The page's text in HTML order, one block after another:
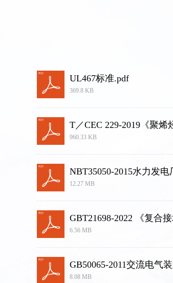
UL467标准.pdf
369.8 KB
T／CEC 229-2019《聚
960.33 KB
NBT35050-2015水力发
12.27 MB
GBT21698-2022 《复合
6.56 MB
GB50065-2011交流电气
8.08 MB